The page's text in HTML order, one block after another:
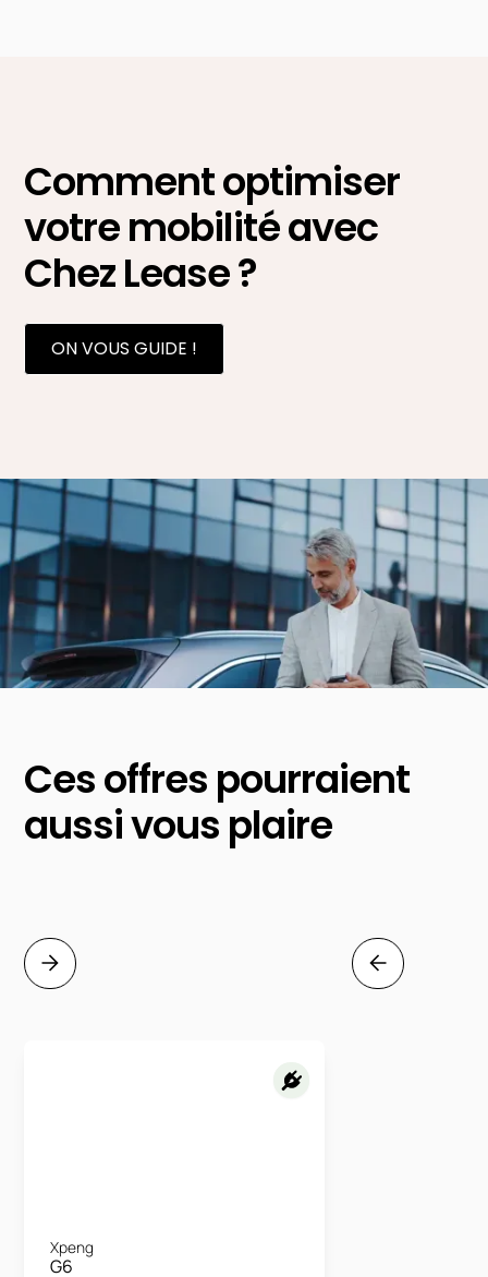
Comment optimiser
votre mobilité avec
Chez Lease ?
ON VOUS GUIDE !
Ces offres pourraient
aussi vous plaire
Xpeng
G6